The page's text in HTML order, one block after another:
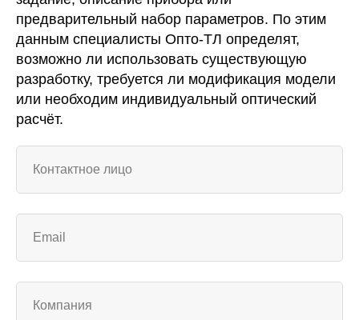
предварительный набор параметров. По этим
данным специалисты Опто-ТЛ определят,
возможно ли использовать существующую
разработку, требуется ли модификация модели
или необходим индивидуальный оптический
расчёт.